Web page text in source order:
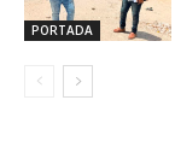
PORTADA